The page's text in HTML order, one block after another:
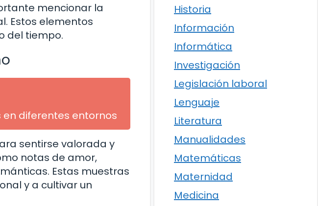
mencionar la
Estos elementos
del tiempo.
en diferentes entornos
sentirse valorada y
notas de amor,
Estas muestras
y a cultivar un
Historia
Información
Informática
Investigación
Legislación laboral
Lenguaje
Literatura
Manualidades
Matemáticas
Maternidad
Medicina